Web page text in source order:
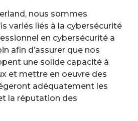
nous sommes
variés liés à la cybersécurité
en cybersécurité a
afin d’assurer que nos
une solide capacité à
et mettre en oeuvre des
adéquatement les
la réputation des